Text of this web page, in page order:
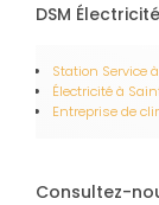
DSM Électricité
Station Service
Électricitéà
Entreprise de
Consultez-